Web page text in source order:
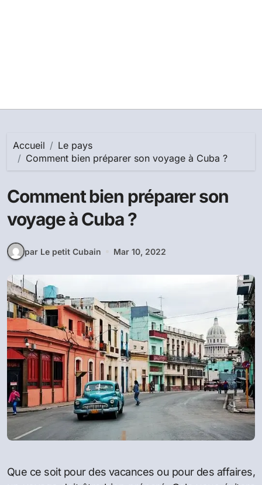
Accueil
Le pays
Comment bien préparer son voyage à Cuba ?
Comment bien préparer son
voyage à Cuba ?
par Le petit Cubain Mar 10, 2022
Que ce soit pour des vacances ou pour des affaires,